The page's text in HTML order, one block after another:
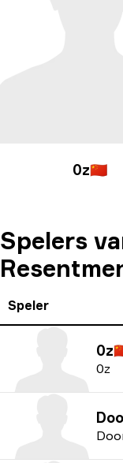
0z🇨🇳
Spelers
Speler
0z
0z
Doomer